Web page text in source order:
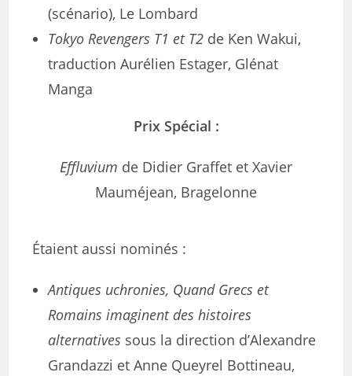
(scénario), Le Lombard
Tokyo Revengers T1 et T2 de Ken Wakui,
traduction Aurélien Estager, Glénat
Manga
Prix Spécial :
Effluvium de Didier Graffet et Xavier
Mauméjean, Bragelonne
Étaient aussi nominés :
Antiques uchronies, Quand Grecs et
Romains imaginent des histoires
alternatives sous la direction d’Alexandre
Grandazzi et Anne Queyrel Bottineau,